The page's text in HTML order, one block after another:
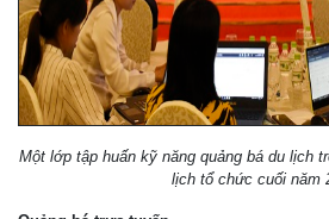
Một lớp tập huấn kỹ năng quảng bá du lịch
lịch tổ chức cuối năm